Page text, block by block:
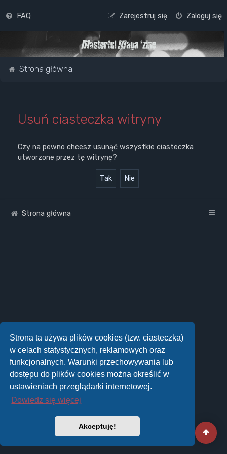
Strona ta używa plików cookies (tzw. ciasteczka)
w celach statystycznych, reklamowych oraz
funkcjonalnych. Warunki przechowywania lub
dostępu do plików cookies można określić w
ustawieniach przeglądarki internetowej.
Dowiedz się więcej
Akceptuję!
FAQ Zaloguj się
Zarejestruj się
Strona główna
Usuń ciasteczka witryny
Czy na pewno chcesz usunąć wszystkie ciasteczka
utworzone przez tę witrynę?
Strona główna